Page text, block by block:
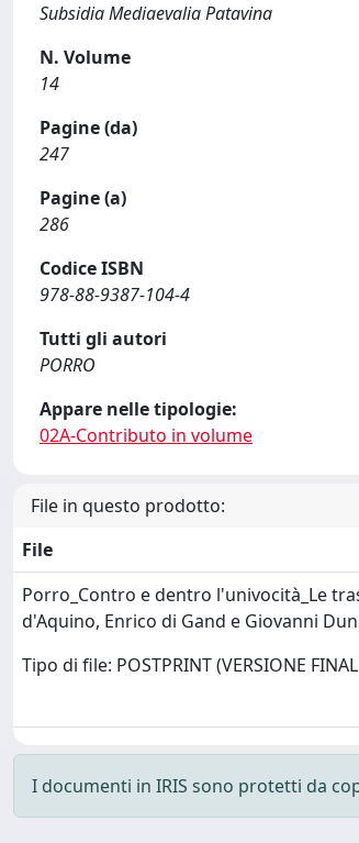
Subsidia Mediaevalia Patavina
N. Volume
14
Pagine (da)
247
Pagine (a)
286
Codice ISBN
978-88-9387-104-4
Tutti gli autori
PORRO
Appare nelle tipologie:
02A-Contributo in volume
File in questo prodotto:
File
Porro_Contro e dentro l'univocità_Le
d'Aquino, Enrico di Gand e Giovanni
Tipo di file: POSTPRINT (VERSIONE
I documenti in IRIS sono protetti da